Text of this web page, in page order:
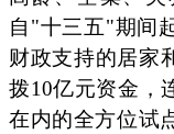
自"十三五"期间
财政支持的居家
拨10亿元资金，
在内的全方位试